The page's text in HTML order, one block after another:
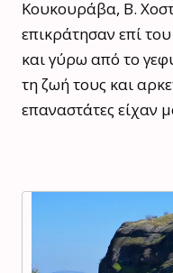
Κουκουράβα, Β.
επικράτησαν επί
και γύρω από το
τη ζωή τους και
επαναστάτες είχαν